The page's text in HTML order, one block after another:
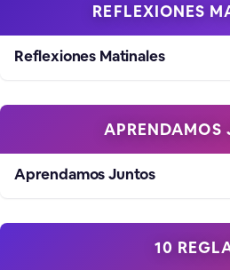
REFLEXIONES
Reflexiones Matinales
APRENDAMOS
Aprendamos Juntos
10